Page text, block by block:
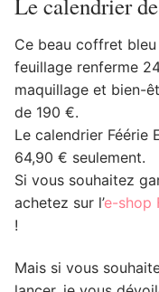
Le calendrier
Ce beau coffret
feuillage renferme
maquillage et bien-
de 190 €.
Le calendrier Féérie
64,90 € seulement.
Si vous souhaitez
achetez sur l’e-shop
!
Mais si vous